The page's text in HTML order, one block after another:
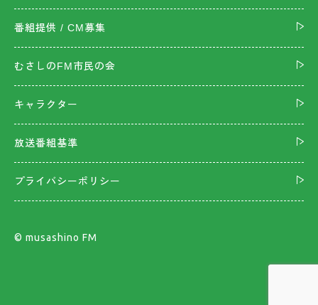
番組提供 / CM募集
むさしのFM市民の会
キャラクター
放送番組基準
プライバシーポリシー
©︎ musashino FM